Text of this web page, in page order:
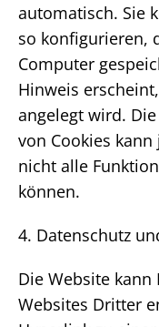
automatisch. Sie
so konfigurieren,
Computer
Hinweis
angelegt wird.
von Cookies
nicht alle
können.
4. Datenschutz
Die Website
Websites Dritter